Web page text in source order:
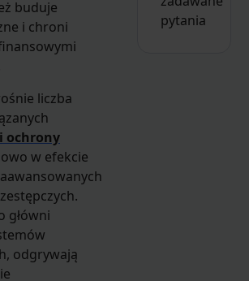
buduje
i chroni
liczba
ochrony
w efekcie
główni
odgrywają
pytania